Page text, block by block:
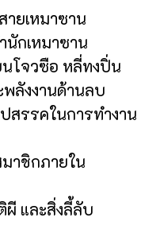
ายเหมาซาน
นักเหมาซาน
นโจวซือ หลี่ทงปิ่น
พลังงานด้านลบ
สรรคในการทำงาน
าชิกภายใน
ผี และสิ่งลี้ลับ